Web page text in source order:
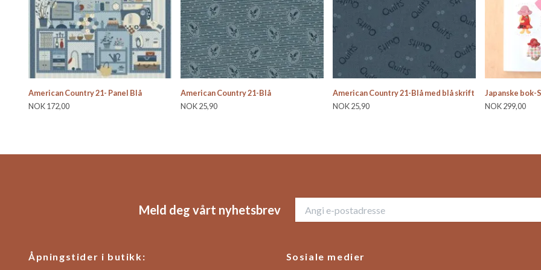
American Country 21- Panel Blå
NOK 172,00
American Country 21-Blå
NOK 25,90
American Country 21-Blå med blå skrift
NOK 25,90
Japanske bok-
NOK 299,00
Meld deg vårt nyhetsbrev
Åpningstider i butikk: Sosiale medier